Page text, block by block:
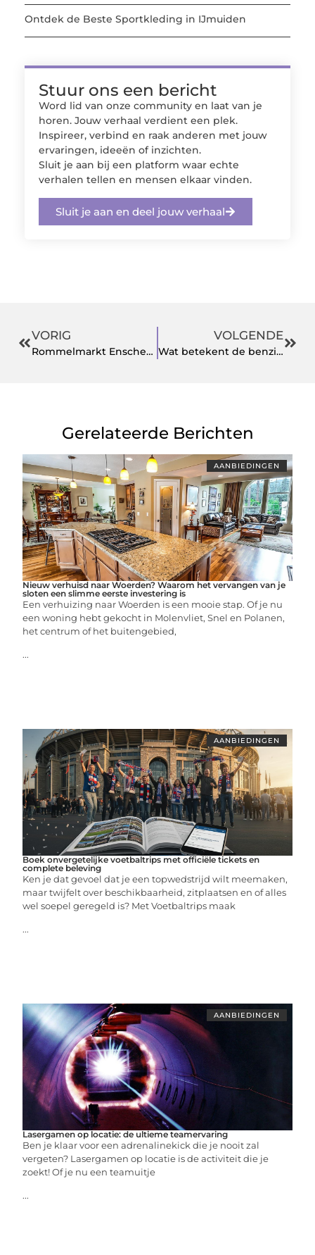
Ontdek de Beste Sportkleding in IJmuiden
Stuur ons een bericht
Word lid van onze community en laat van je
horen. Jouw verhaal verdient een plek.
Inspireer, verbind en raak anderen met jouw
ervaringen, ideeën of inzichten.
Sluit je aan bij een platform waar echte
verhalen tellen en mensen elkaar vinden.
Sluit je aan en deel jouw verhaal
VORIG
Rommelmarkt Enschede Verrast met Verborgen Schatten
VOLGENDE
Wat betekent de benzineprijs in Enschede voor jou en jouw portemonnee?
Gerelateerde Berichten
AANBIEDINGEN
Nieuw verhuisd naar Woerden? Waarom het vervangen van je
sloten een slimme eerste investering is
Een verhuizing naar Woerden is een mooie stap. Of je nu
een woning hebt gekocht in Molenvliet, Snel en Polanen,
het centrum of het buitengebied,
...
AANBIEDINGEN
Boek onvergetelijke voetbaltrips met officiële tickets en
complete beleving
Ken je dat gevoel dat je een topwedstrijd wilt meemaken,
maar twijfelt over beschikbaarheid, zitplaatsen en of alles
wel soepel geregeld is? Met Voetbaltrips maak
...
AANBIEDINGEN
Lasergamen op locatie: de ultieme teamervaring
Ben je klaar voor een adrenalinekick die je nooit zal
vergeten? Lasergamen op locatie is de activiteit die je
zoekt! Of je nu een teamuitje
...